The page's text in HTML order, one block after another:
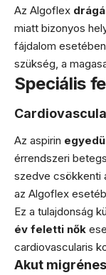
Az Algoflex
miatt bizonyos
fájdalom
szükség, a
Speciális
Az aspirin
érrendszeri
szedve csökkenti
az Algoflex
Ez a tulajdonság
év feletti nők
cardiovascularis
Akut